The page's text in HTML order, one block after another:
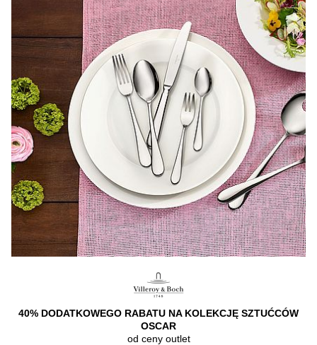
40% DODATKOWEGO RABATU NA KOLEKCJĘ SZTUĆCÓW
OSCAR
od ceny outlet